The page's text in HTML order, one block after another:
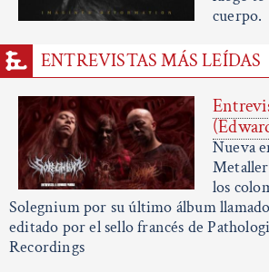
cuerpo.
ENTREVISTAS MÁS LEÍDAS
Nueva
los
Solegnium por su último álbum
editado por el sello francés de
Recordings